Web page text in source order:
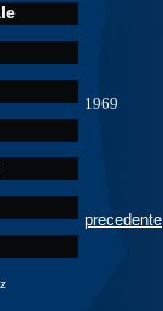
1969
precedente